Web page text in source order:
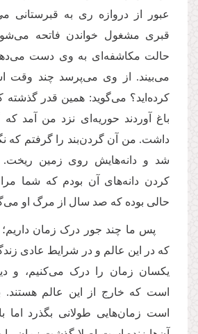
عبور از دروازه ری به قبرستانی
قبری مشغول خواندن فاتحه
حالت مکاشفه‌ای به وی دست
می‌بیند. از وی می‌پرسد چند
کرده‌اید؟ می‌گوید: همین قدر گذشته
باغ آوردند حوریه‌ای نزد من آمد که
داشت. من آن گردن‌بند را گرفتم که
شد و دانه‌هایش روی زمین
کردن دانه‌های آن بودم که شما
حالی بوده که صد سال از مرگ او
پس ما چند جور درک زمان
که در این عالم و در شرایط عادی
یکسان زمان را درک می‌کنیم، و
است که خارج از این عالم هستند.
است زمان‌هایی طولانی بگذرد اما